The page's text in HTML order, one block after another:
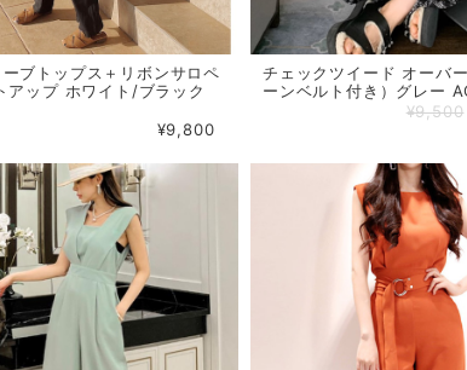
ブトップス＋リボンサロペ
アップ ホワイト/ブラック
¥9,800
チェックツイード オーバ
ーンベルト付き）グレー
¥9,500